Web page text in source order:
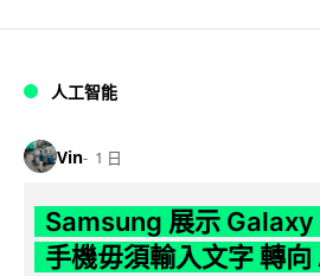
人工智能
Vin 1 日
Samsung 展示 Galaxy
手機毋須輸入文字 轉